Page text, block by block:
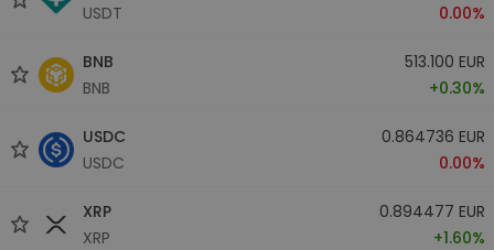
USDT
0.00%
BNB
BNB
513.100 EUR
+0.30%
USDC
USDC
0.864736 EUR
0.00%
XRP
XRP
0.894477 EUR
+1.60%